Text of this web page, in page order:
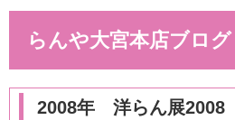
らんや大宮本店ブログ
2008年 洋らん展